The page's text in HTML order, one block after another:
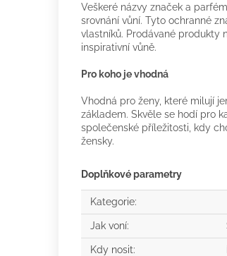
Veškeré názvy značek a
srovnání vůní. Tyto ochranné
vlastníků. Prodávané produkty
inspirativní vůně.
Pro koho je vhodná
Vhodná pro ženy, které milují
základem. Skvěle se hodí pro
společenské příležitosti, kdy
žensky.
Doplňkové parametry
Kategorie:
Jak voní:
Kdy nosit: